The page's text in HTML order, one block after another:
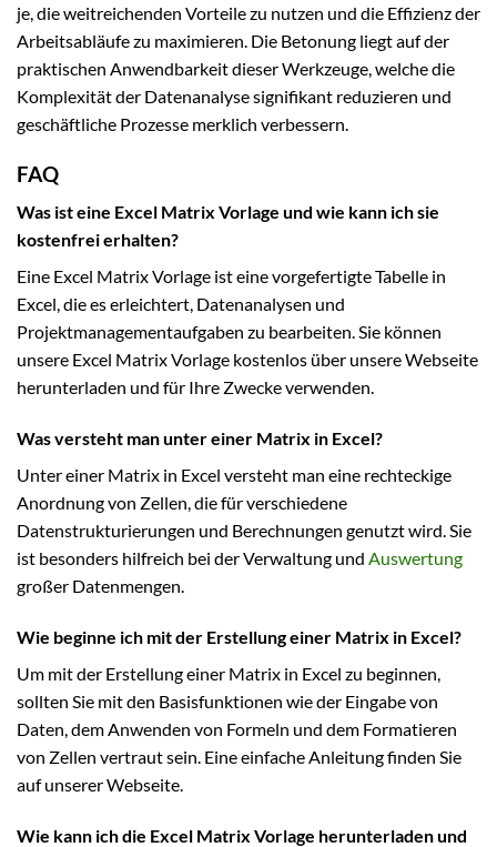
je, die weitreichenden Vorteile zu nutzen und die Effizienz der
Arbeitsabläufe zu maximieren. Die Betonung liegt auf der
praktischen Anwendbarkeit dieser Werkzeuge, welche die
Komplexität der Datenanalyse signifikant reduzieren und
geschäftliche Prozesse merklich verbessern.
FAQ
Was ist eine Excel Matrix Vorlage und wie kann ich sie
kostenfrei erhalten?
Eine Excel Matrix Vorlage ist eine vorgefertigte Tabelle in
Excel, die es erleichtert, Datenanalysen und
Projektmanagementaufgaben zu bearbeiten. Sie können
unsere Excel Matrix Vorlage kostenlos über unsere Webseite
herunterladen und für Ihre Zwecke verwenden.
Was versteht man unter einer Matrix in Excel?
Unter einer Matrix in Excel versteht man eine rechteckige
Anordnung von Zellen, die für verschiedene
Datenstrukturierungen und Berechnungen genutzt wird. Sie
ist besonders hilfreich bei der Verwaltung und Auswertung
großer Datenmengen.
Wie beginne ich mit der Erstellung einer Matrix in Excel?
Um mit der Erstellung einer Matrix in Excel zu beginnen,
sollten Sie mit den Basisfunktionen wie der Eingabe von
Daten, dem Anwenden von Formeln und dem Formatieren
von Zellen vertraut sein. Eine einfache Anleitung finden Sie
auf unserer Webseite.
Wie kann ich die Excel Matrix Vorlage herunterladen und